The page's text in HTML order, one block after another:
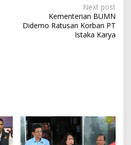
Next post
Kementerian BUMN
Didemo Ratusan Korban PT
Istaka Karya